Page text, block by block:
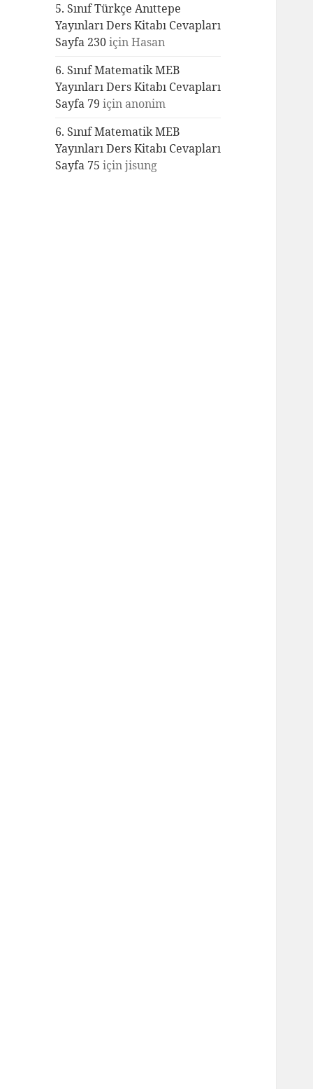
5. Sınıf Türkçe Anıttepe
Yayınları Ders Kitabı Cevapları
Sayfa 230içinHasan
6. Sınıf Matematik MEB
Yayınları Ders Kitabı Cevapları
Sayfa 79 için anonim
6. Sınıf Matematik MEB
Yayınları Ders Kitabı Cevapları
Sayfa 75 içinjisung